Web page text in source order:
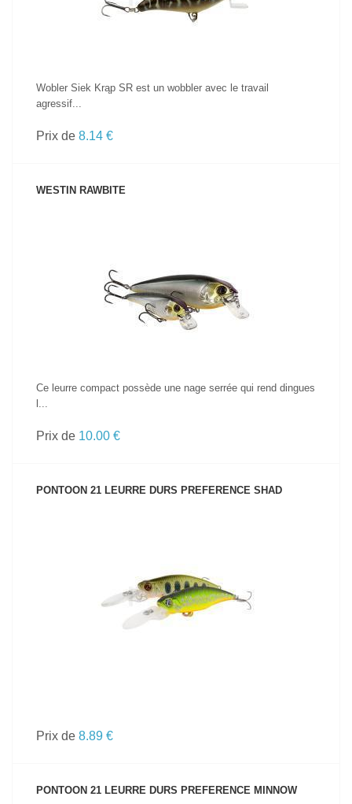
Wobler Siek Krąp SR est un wobbler avec le travail
agressif...
Prix de 8.14 €
WESTIN RAWBITE
Ce leurre compact possède une nage serrée qui rend dingues
l...
Prix de 10.00 €
PONTOON 21 LEURRE DURS PREFERENCE SHAD
Prix de 8.89 €
PONTOON 21 LEURRE DURS PREFERENCE MINNOW